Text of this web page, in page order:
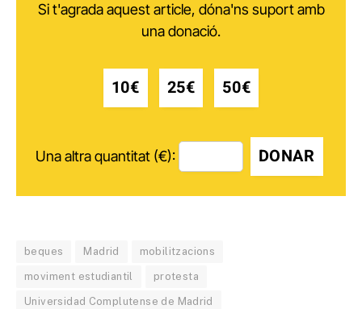
Si t'agrada aquest article, dóna'ns suport amb
una donació.
10€ 25€ 50€
Una altra quantitat (€): DONAR
beques Madrid mobilitzacions
moviment estudiantil protesta
Universidad Complutense de Madrid